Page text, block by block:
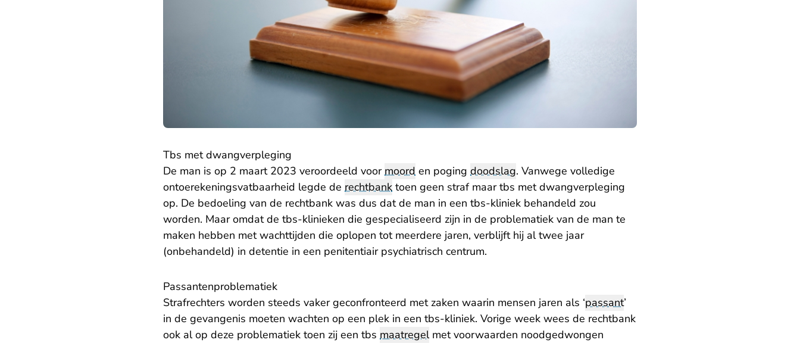
Tbs met dwangverpleging
De man is op 2 maart 2023 veroordeeld - U verlaat Rechtspraak.nl
voormoord en poging doodslag. Vanwege volledige
ontoerekeningsvatbaarheid legde de rechtbank toen geen straf maar tbs met dwangverpleging
op. De bedoeling van de rechtbank was dus dat de man in een tbs-kliniek behandeld zou
worden. Maar omdat de tbs-klinieken die gespecialiseerd zijn in de problematiek van de man te
maken hebben met wachttijden die oplopen tot meerdere jaren, verblijft hij al twee jaar
(onbehandeld) in detentie in een penitentiair psychiatrisch centrum.
Passantenproblematiek
Strafrechters worden steeds vaker geconfronteerd met zaken waarin mensen jaren als ‘passant’
in de gevangenis moeten wachten op een plek in een tbs-kliniek. Vorige week wees de rechtbank
ook al op deze problematiek toen zij een tbs maatregelmet voorwaarden noodgedwongen